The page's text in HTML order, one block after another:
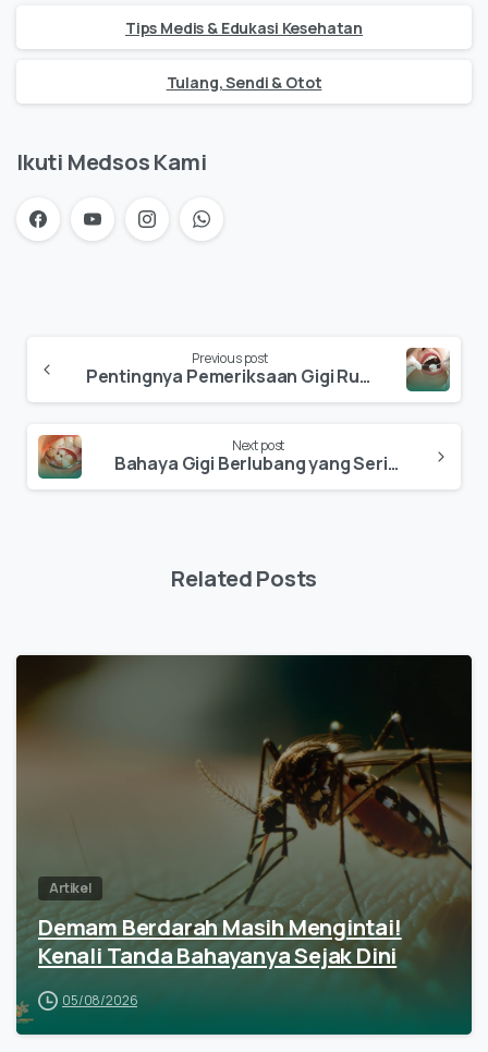
Tips Medis & Edukasi Kesehatan
Tulang, Sendi & Otot
Ikuti Medsos Kami
Previous post
Pentingnya Pemeriksaan Gigi Rutin Setiap Enam Bulan
Next post
Bahaya Gigi Berlubang yang Sering Diabaikan
Related Posts
Artikel
Demam Berdarah Masih Mengintai!
Kenali Tanda Bahayanya Sejak Dini
05/08/2026